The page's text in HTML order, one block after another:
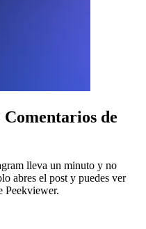
de
lleva un minuto y no
abres el post y puedes ver
Peekviewer.